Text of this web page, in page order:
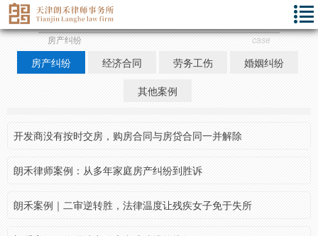
房产纠纷 case
房产纠纷 经济合同 劳务工伤
婚姻纠纷
其他案例
开发商没有按时交房，购房合同与房贷合同一并解除
朗禾律师案例：从多年家庭房产纠纷到胜诉
朗禾案例｜二审逆转胜，法律温度让残疾女子免于失所